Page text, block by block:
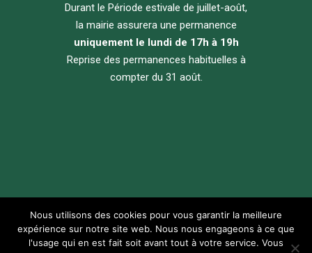
Durant le Période estivale de juillet-août,
la mairie assurera une permanence
uniquement le lundi de 17h à 19h
Reprise des permanences habituelles à
compter du 31 août.
© 2026 - Mairie de Servaville-Salmonville
Nous utilisons des cookies pour vous garantir la meilleure
expérience sur notre site web. Nous nous engageons à ce que
l'usage qui en est fait soit avant tout à votre service. Vous